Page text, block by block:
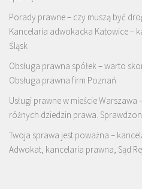
Porady prawne – czy muszą być
Kancelaria adwokacka Katowice –
Śląsk
Obsługa prawna spółek – warto
Obsługa prawna firm Poznań
Usługi prawne w mieście
różnych dziedzin prawa.
Twoja sprawa jest poważna –
Adwokat, kancelaria prawna, Sąd